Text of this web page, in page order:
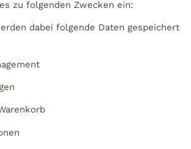
zu folgenden Zwecken ein:
dabei folgende Daten gespeichert